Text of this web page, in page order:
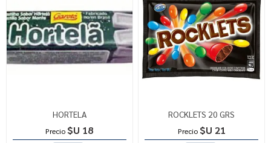
HORTELA
Precio $U 18
ROCKLETS 20 GRS
Precio $U 21